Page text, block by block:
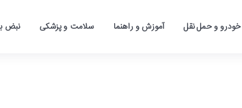
خودرو و حمل نقل آموزش و راهنما سلامت و پزشکی نبض